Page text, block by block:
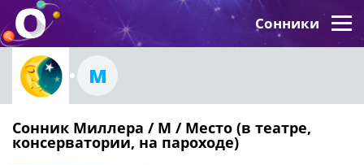
Сонники
М
Сонник Миллера / М / Место (в театре,
консерватории, на пароходе)